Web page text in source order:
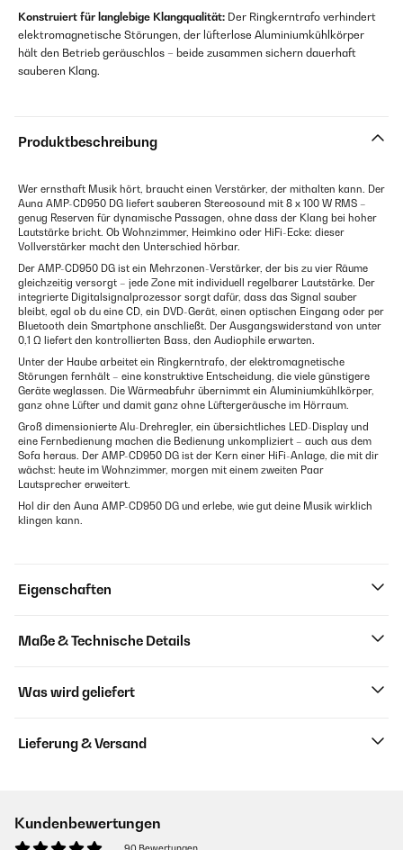
Konstruiert für langlebige Klangqualität: Der Ringkerntrafo verhindert
elektromagnetische Störungen, der lüfterlose Aluminiumkühlkörper
hält den Betrieb geräuschlos – beide zusammen sichern dauerhaft
sauberen Klang.
Produktbeschreibung
Wer ernsthaft Musik hört, braucht einen Verstärker, der mithalten kann. Der
Auna AMP-CD950 DG liefert sauberen Stereosound mit 8 x 100 W RMS –
genug Reserven für dynamische Passagen, ohne dass der Klang bei hoher
Lautstärke bricht. Ob Wohnzimmer, Heimkino oder HiFi-Ecke: dieser
Vollverstärker macht den Unterschied hörbar.
Der AMP-CD950 DG ist ein Mehrzonen-Verstärker, der bis zu vier Räume
gleichzeitig versorgt – jede Zone mit individuell regelbarer Lautstärke. Der
integrierte Digitalsignalprozessor sorgt dafür, dass das Signal sauber
bleibt, egal ob du eine CD, ein DVD-Gerät, einen optischen Eingang oder per
Bluetooth dein Smartphone anschließt. Der Ausgangswiderstand von unter
0,1 Ω liefert den kontrollierten Bass, den Audiophile erwarten.
Unter der Haube arbeitet ein Ringkerntrafo, der elektromagnetische
Störungen fernhält – eine konstruktive Entscheidung, die viele günstigere
Geräte weglassen. Die Wärmeabfuhr übernimmt ein Aluminiumkühlkörper,
ganz ohne Lüfter und damit ganz ohne Lüftergeräusche im Hörraum.
Groß dimensionierte Alu-Drehregler, ein übersichtliches LED-Display und
eine Fernbedienung machen die Bedienung unkompliziert – auch aus dem
Sofa heraus. Der AMP-CD950 DG ist der Kern einer HiFi-Anlage, die mit dir
wächst: heute im Wohnzimmer, morgen mit einem zweiten Paar
Lautsprecher erweitert.
Hol dir den Auna AMP-CD950 DG und erlebe, wie gut deine Musik wirklich
klingen kann.
Eigenschaften
Maße & Technische Details
Was wird geliefert
Lieferung & Versand
Kundenbewertungen